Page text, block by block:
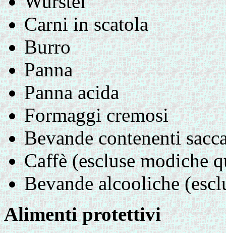
Carni in scatola
Burro
Panna
Panna acida
Formaggi cremosi
Bevande contenenti
Caffè (escluse modiche
Bevande alcooliche
Alimenti protettivi